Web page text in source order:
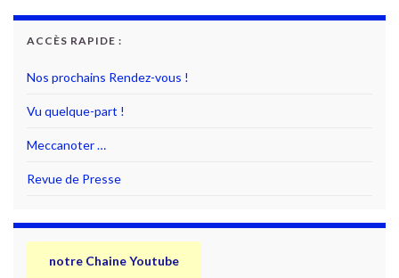
ACCÈS RAPIDE :
Nos prochains Rendez-vous !
Vu quelque-part !
Meccanoter …
Revue de Presse
notre Chaine Youtube